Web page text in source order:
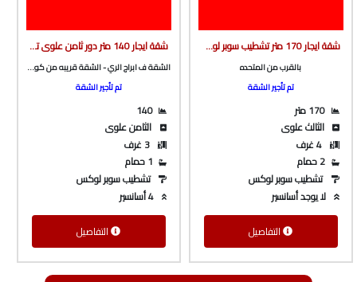
شقة ايجار 170 متر تشطيب سوبر لوكس دور تالت علوى بالقرب من المتحده و شارع جمال عبدالناصر من شركة الوسيط العقارية بشبين الكوم
بالقرب من المتحده
تم تأجير الشقة
170 متر
الثالث علوى
2 حمام
تشطيب سوبر لوكس
لا يوجد أسانسير
التفاصيل
شقة ايجار 140 متر دور ثامن علوى تشطيب سوبر لوكس من الوسيط العقارية بشبين الكوم
الشقة ف ابراج الري - الشقة قريبه من كوبري فينيسيا
تم تأجير الشقة
140
الثامن علوى
3 غرف
1 حمام
تشطيب سوبر لوكس
4 أسانسير
التفاصيل